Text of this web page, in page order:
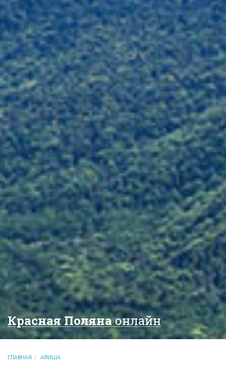
Красная Полянаонлайн
ГЛАВНАЯ АФИША